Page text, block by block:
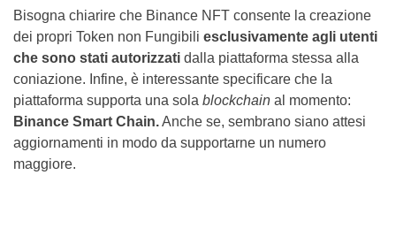
Bisogna chiarire che Binance NFT consente la creazione
dei propri Token non Fungibili esclusivamente agli utenti
che sono stati autorizzati dalla piattaforma stessa alla
coniazione. Infine, è interessante specificare che la
piattaforma supporta una sola blockchain al momento:
Binance Smart Chain.Anche se, sembrano siano attesi
aggiornamenti in modo da supportarne un numero
maggiore.